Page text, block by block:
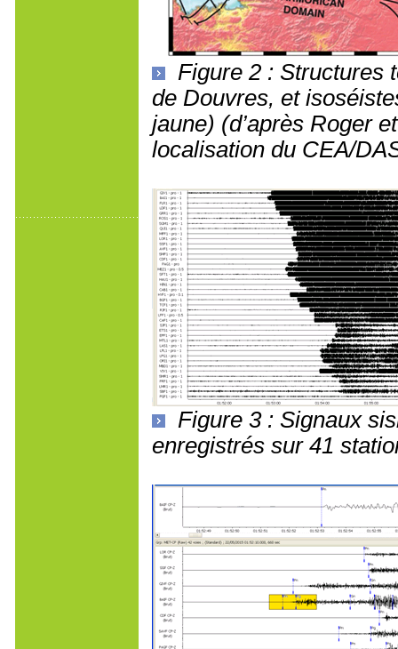
Figure 2 : Structures
de Douvres, et
jaune) (d’après Roger
localisation du CEA/
Figure 3 : Signaux
enregistrés sur 41